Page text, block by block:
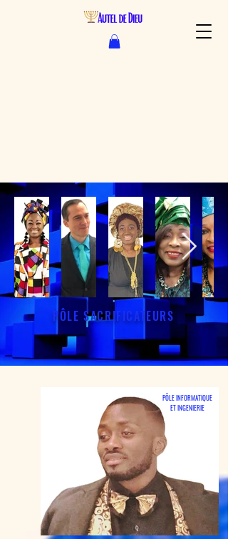
PÔLE SACRIFICATEURS
PÔLE INFORMATIQUE
ETINGENIERIE